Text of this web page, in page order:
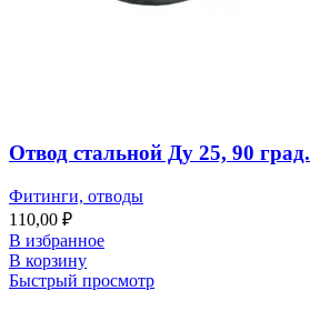
Отвод стальной Ду 25, 90 град.
Фитинги, отводы
110,00 ₽
В избранное
В корзину
Быстрый просмотр